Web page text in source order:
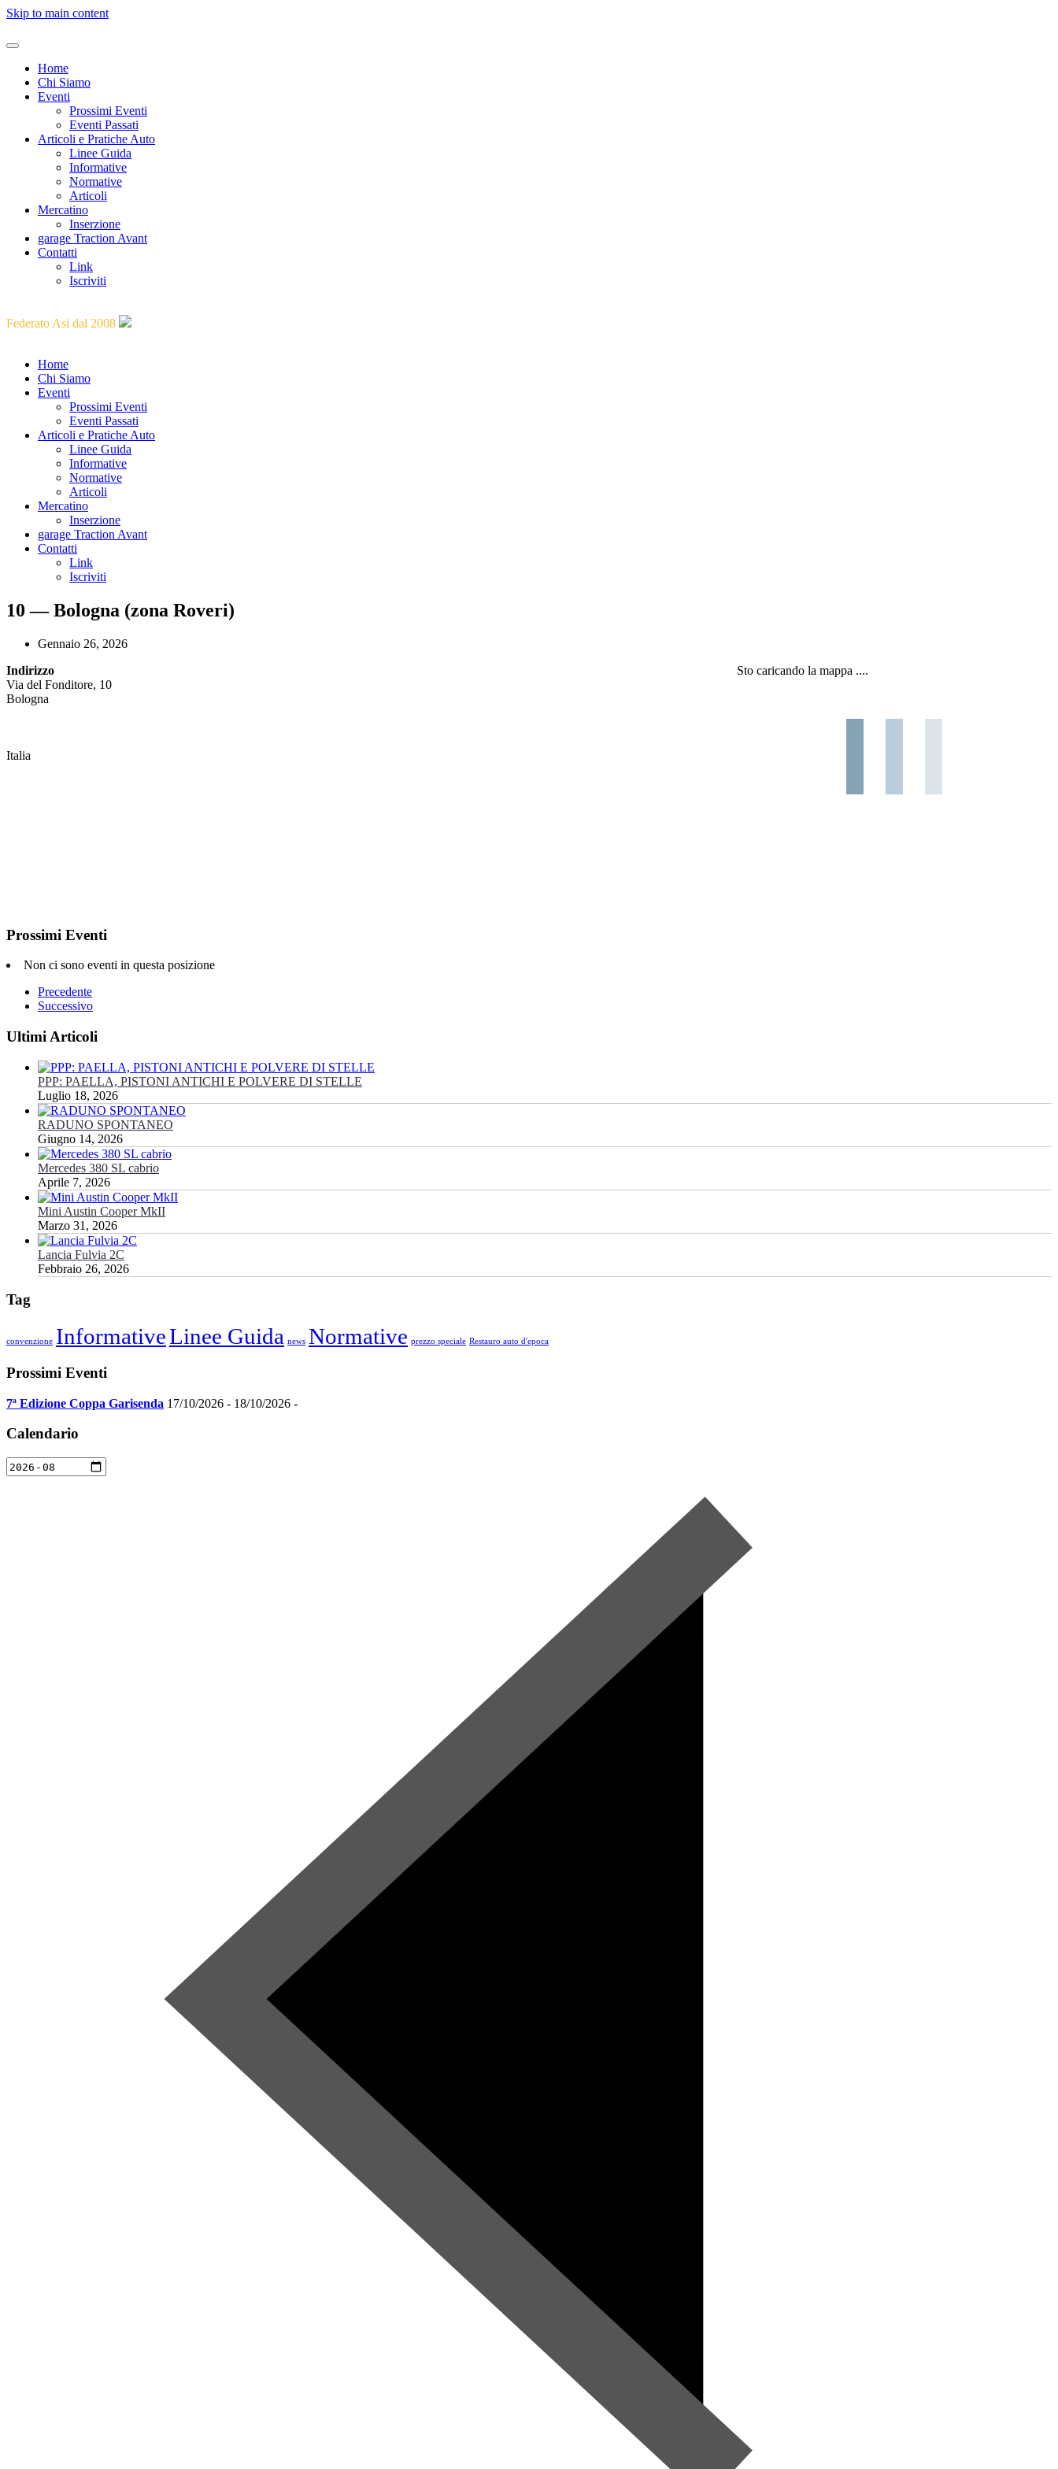
Skip to main content
Home
Chi Siamo
Eventi
Prossimi Eventi
Eventi Passati
Articoli e Pratiche Auto
Linee Guida
Informative
Normative
Articoli
Mercatino
Inserzione
garage Traction Avant
Contatti
Link
Iscriviti
Federato Asi dal 2008
Home
Chi Siamo
Eventi
Prossimi Eventi
Eventi Passati
Articoli e Pratiche Auto
Linee Guida
Informative
Normative
Articoli
Mercatino
Inserzione
garage Traction Avant
Contatti
Link
Iscriviti
10 — Bologna (zona Roveri)
Gennaio 26, 2026
Sto caricando la mappa ....
Indirizzo
Via del Fonditore, 10
Bologna
Italia
Prossimi Eventi
Non ci sono eventi in questa posizione
Precedente
Successivo
Ultimi Articoli
PPP: PAELLA, PISTONI ANTICHI E POLVERE DI STELLE
Luglio 18, 2026
RADUNO SPONTANEO
Giugno 14, 2026
Mercedes 380 SL cabrio
Aprile 7, 2026
Mini Austin Cooper MkII
Marzo 31, 2026
Lancia Fulvia 2C
Febbraio 26, 2026
Tag
convenzione InformativeLinee Guida news Normative prezzo speciale Restauro auto d'epoca
Prossimi Eventi
7ª Edizione Coppa Garisenda 17/10/2026 - 18/10/2026 -
Calendario